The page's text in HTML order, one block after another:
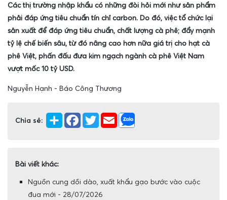
Các thị trường nhập khẩu có những đòi hỏi mới như sản phẩm
phải đáp ứng tiêu chuẩn tín chỉ carbon. Do đó, việc tổ chức lại
sản xuất để đáp ứng tiêu chuẩn, chất lượng cà phê; đẩy mạnh
tỷ lệ chế biến sâu, từ đó nâng cao hơn nữa giá trị cho hạt cà
phê Việt, phấn đấu đưa kim ngạch ngành cà phê Việt Nam
vượt mốc 10 tỷ USD.
Nguyễn Hạnh - Báo Công Thương
Chia sẻ:
Bài viết khác:
Nguồn cung dồi dào, xuất khẩu gạo bước vào cuộc
đua mới - 28/07/2026